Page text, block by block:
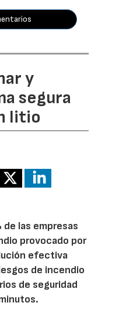
y
segura
litio
de las empresas
provocado por
efectiva
de incendio
de seguridad